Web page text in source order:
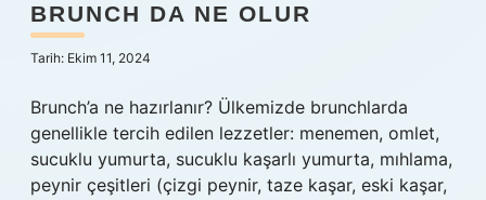
BRUNCH DA NE OLUR
Tarih: Ekim 11, 2024
Brunch’a ne hazırlanır? Ülkemizde brunchlarda
genellikle tercih edilen lezzetler: menemen, omlet,
sucuklu yumurta, sucuklu kaşarlı yumurta, mıhlama,
peynir çeşitleri (çizgi peynir, taze kaşar, eski kaşar,